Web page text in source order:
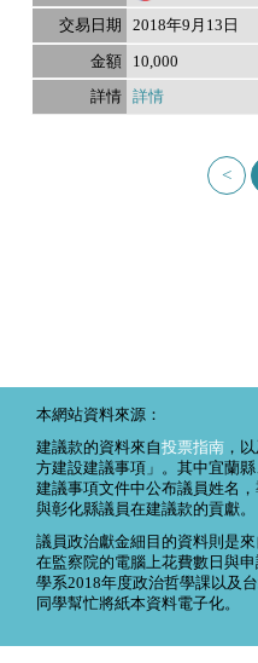
2018年9月13日
10,000
詳情
<
本網站資料來源：
建議款的資料來自投票指南 ，
方建設建議事項」。其中宜蘭
建議事項文件中公布議員姓名
與彰化縣議員在建議款的貢獻。
議員政治獻金細目的資料則是
在監察院的電腦上花費數日與
學系2018年度政治哲學課以及
同學幫忙將紙本資料電子化。